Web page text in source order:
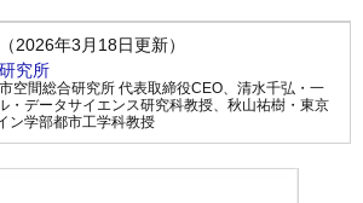
2026年3月18日更新）
究所
空間総合研究所 代表取締役CEO、 清水千弘・一
・データサイエンス研究科教授、 秋山祐樹・東京
ン学部都市工学科教授